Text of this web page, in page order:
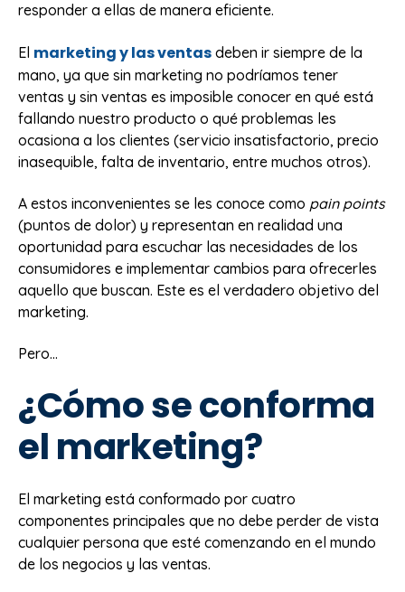
responder a ellas de manera eficiente.
El marketing y las ventas deben ir siempre de la
mano, ya que sin marketing no podríamos tener
ventas y sin ventas es imposible conocer en qué está
fallando nuestro producto o qué problemas les
ocasiona a los clientes (servicio insatisfactorio, precio
inasequible, falta de inventario, entre muchos otros).
A estos inconvenientes se les conoce como pain points
(puntos de dolor) y representan en realidad una
oportunidad para escuchar las necesidades de los
consumidores e implementar cambios para ofrecerles
aquello que buscan. Este es el verdadero objetivo del
marketing.
Pero…
¿Cómo se conforma
el marketing?
El marketing está conformado por cuatro
componentes principales que no debe perder de vista
cualquier persona que esté comenzando en el mundo
de los negocios y las ventas.